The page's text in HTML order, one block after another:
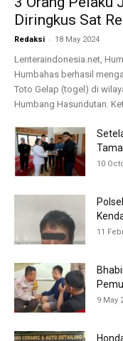
Diringkus Sat
Redaksi - 18 May 2024
Lenteraindonesia.net,
Humbahas berhasil
Toto Gelap (togel) di
Humbang Hasundutan.
10
11
9 May